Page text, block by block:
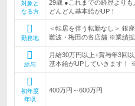
対象と
なる方
29歳 ●これまでの経歴より
どんどん基本給がUP！
勤務地
＜転居を伴う転勤なし＞ 銀
難波・梅田の各店舗 ※業績
給与
月給30万円以上+賞与年3回
基本給がUPしていきます！
初年度
年収
400万円～600万円